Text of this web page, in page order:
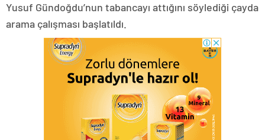
Yusuf Gündoğdu’nun tabancayı attığını söylediği çayda
arama çalışması başlatıldı.